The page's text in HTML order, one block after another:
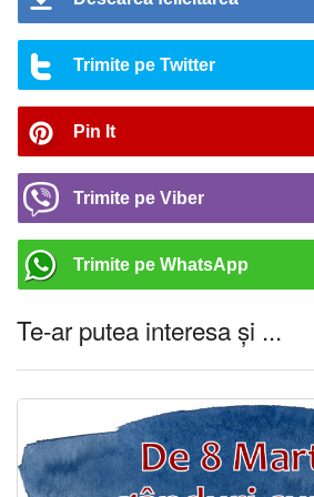
Trimite pe Twitter
Pin It
Trimite pe Viber
Trimite pe WhatsApp
Te-ar putea interesa și ...